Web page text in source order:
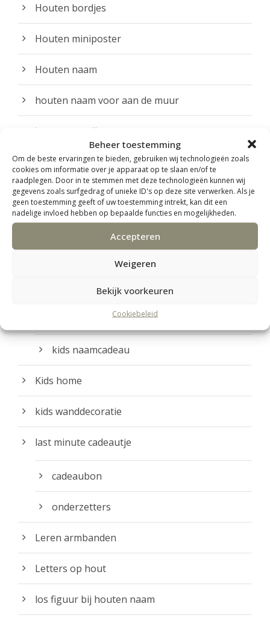
Beheer toestemming
Om de beste ervaringen te bieden, gebruiken wij technologieën zoals
cookies om informatie over je apparaat op te slaan en/of te
raadplegen. Door in te stemmen met deze technologieën kunnen wij
gegevens zoals surfgedrag of unieke ID's op deze site verwerken. Als je
geen toestemming geeft of uw toestemming intrekt, kan dit een
nadelige invloed hebben op bepaalde functies en mogelijkheden.
Accepteren
Weigeren
Bekijk voorkeuren
Cookiebeleid
Houten bordjes
Houten miniposter
Houten naam
houten naam voor aan de muur
houten wandhanger
inpakken als cadeautje
Kids
babybirdstore
fotolijstjes met figuur
kids decoratie
kids naamcadeau
Kids home
kids wanddecoratie
last minute cadeautje
cadeaubon
onderzetters
Leren armbanden
Letters op hout
los figuur bij houten naam